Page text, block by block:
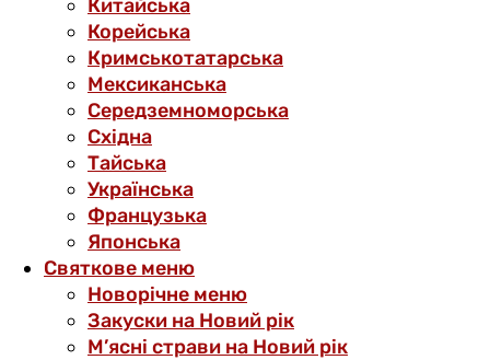
Китайська
Корейська
Кримськотатарська
Мексиканська
Середземноморська
Східна
Тайська
Українська
Французька
Японська
Святкове меню
Новорічне меню
Закуски на Новий рік
М’ясні страви на Новий рік